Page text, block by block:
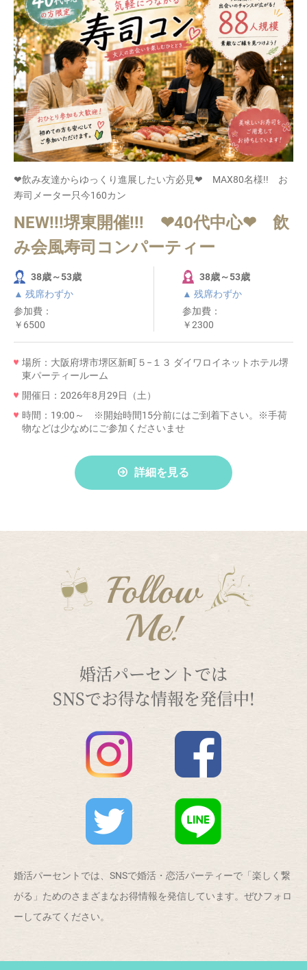
❤飲み友達からゆっくり進展したい方必見❤ MAX80名様!! お
寿司メーター只今160カン
NEW!!!堺東開催!!! ❤40代中心❤ 飲
み会風寿司コンパーティー
38歳～53歳
▲ 残席わずか
参加費：
￥6500
38歳～53歳
▲ 残席わずか
参加費：
￥2300
場所：大阪府堺市堺区新町５−１３ ダイワロイネットホテル堺
東パーティールーム
開催日：2026年8月29日（土）
時間：19:00～ ※開始時間15分前にはご到着下さい。※手荷
物などは少なめにご参加くださいませ
詳細を見る
Follow
Me!
婚活パーセントでは
SNSでお得な情報を発信中!
婚活パーセントでは、SNSで婚活・恋活パーティーで「楽しく繋
がる」ためのさまざまなお得情報を発信しています。ぜひフォロ
ーしてみてください。